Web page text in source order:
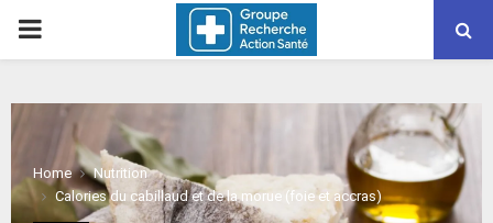
PRIMARY
Home
Nutrition
Calories du cabillaud et de la morue (foie et accras)